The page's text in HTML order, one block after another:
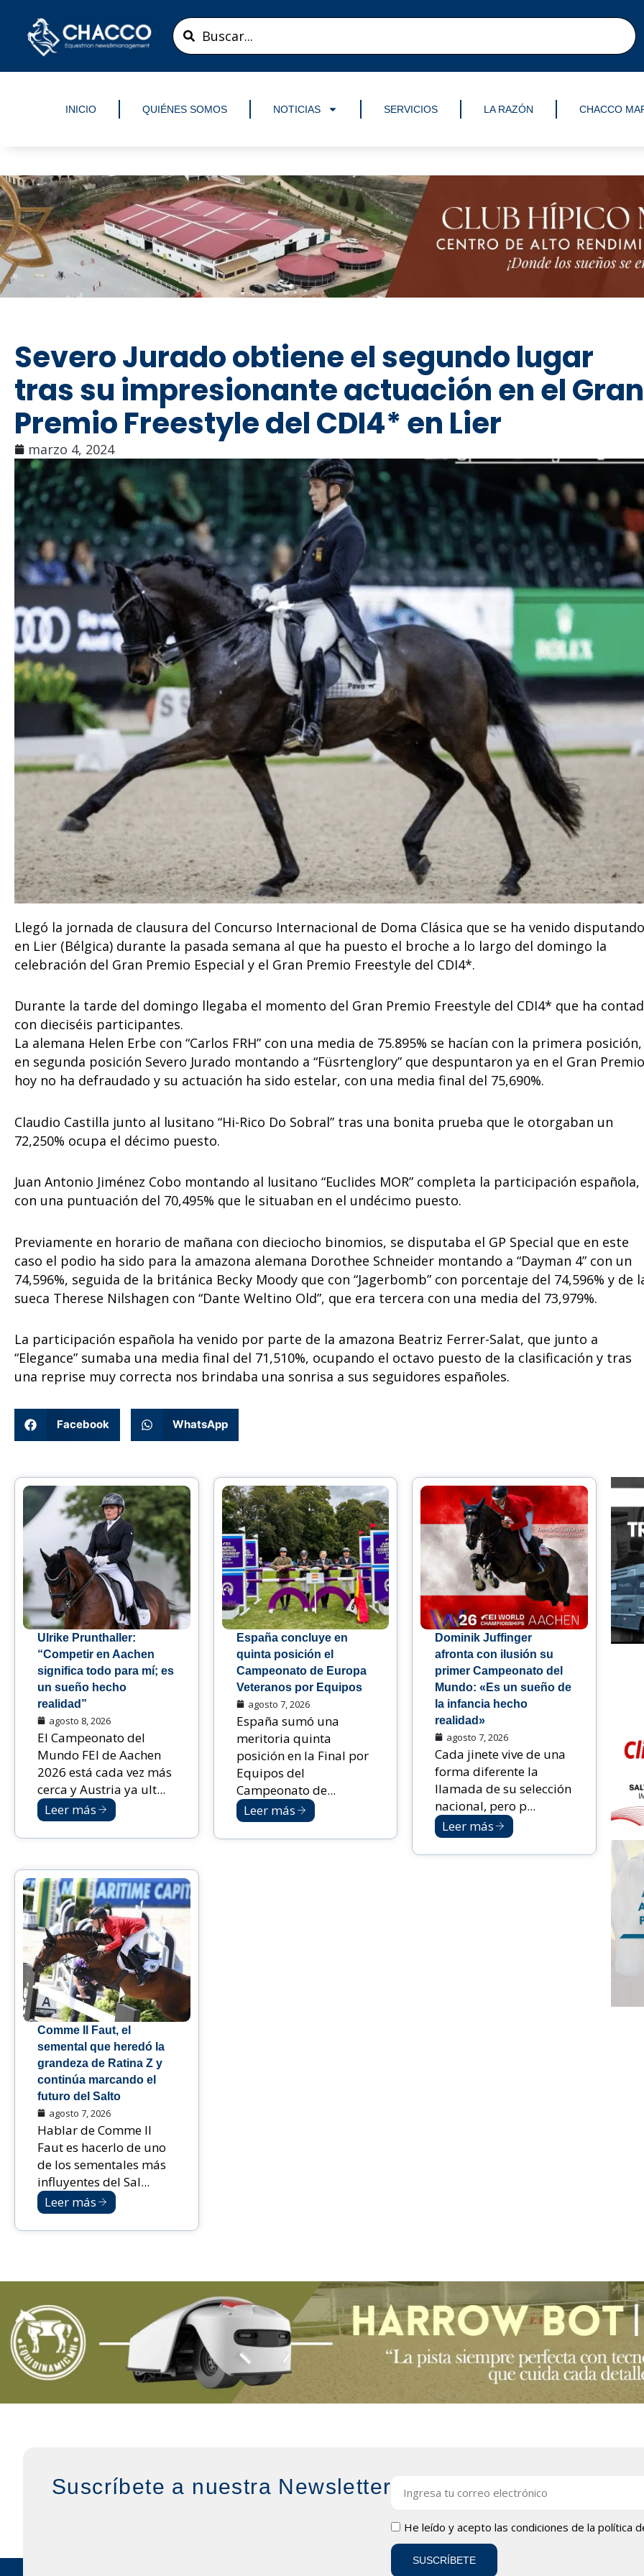
contenido
Search
...
INICIO QUIÉNES SOMOS NOTICIAS SERVICIOS LA RAZÓN CHACCO
Severo Jurado obtiene el segundo lugar
tras su impresionante actuación en el Gran
Premio Freestyle del CDI4* en Lier
marzo 4, 2024
Llegó la jornada de clausura del Concurso Internacional de Doma Clásica que se ha venido disputando
en Lier (Bélgica) durante la pasada semana al que ha puesto el broche a lo largo del domingo la
celebración del Gran Premio Especial y el Gran Premio Freestyle del CDI4*.
Durante la tarde del domingo llegaba el momento del Gran Premio Freestyle del CDI4* que ha
con dieciséis participantes.
La alemana Helen Erbe con “Carlos FRH” con una media de 75.895% se hacían con la primera posición,
en segunda posición Severo Jurado montando a “Füsrtenglory” que despuntaron ya en el Gran
hoy no ha defraudado y su actuación ha sido estelar, con una media final del 75,690%.
Claudio Castilla junto al lusitano “Hi-Rico Do Sobral” tras una bonita prueba que le otorgaban un
72,250% ocupa el décimo puesto.
Juan Antonio Jiménez Cobo montando al lusitano “Euclides MOR” completa la participación española,
con una puntuación del 70,495% que le situaban en el undécimo puesto.
Previamente en horario de mañana con dieciocho binomios, se disputaba el GP Special que en este
caso el podio ha sido para la amazona alemana Dorothee Schneider montando a “Dayman 4” con un
74,596%, seguida de la británica Becky Moody que con “Jagerbomb” con porcentaje del 74,596% y de
sueca Therese Nilshagen con “Dante Weltino Old”, que era tercera con una media del 73,979%.
La participación española ha venido por parte de la amazona Beatriz Ferrer-Salat, que junto a
“Elegance” sumaba una media final del 71,510%, ocupando el octavo puesto de la clasificación y tras
una reprise muy correcta nos brindaba una sonrisa a sus seguidores españoles.
Facebook WhatsApp
Ulrike Prunthaller:
“Competir en Aachen
significa todo para mí; es
un sueño hecho
realidad”
agosto 8, 2026
El Campeonato del
Mundo FEI de Aachen
2026 está cada vez más
cerca y Austria ya ult...
Leer más
España concluye en
quinta posición el
Campeonato de Europa
Veteranos por Equipos
agosto 7, 2026
España sumó una
meritoria quinta
posición en la Final por
Equipos del
Campeonato de...
Leer más
Dominik Juffinger
afronta con ilusión su
primer Campeonato del
Mundo: «Es un sueño de
la infancia hecho
realidad»
agosto 7, 2026
Cada jinete vive de una
forma diferente la
llamada de su selección
nacional, pero p...
Leer más
Comme Il Faut, el
semental que heredó la
grandeza de Ratina Z y
continúa marcando el
futuro del Salto
agosto 7, 2026
Hablar de Comme Il
Faut es hacerlo de uno
de los sementales más
influyentes del Sal...
Leer más
Suscríbete a nuestra Newsletter
LOPDHe leído y acepto las condiciones de lapolítica
SUSCRÍBETE